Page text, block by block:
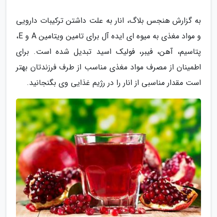
به گزارش هنجس بلاگ، انار به علت داشتن ترکیبات دارویی
و مواد مغذی به میوه ای ایده آل برای تامین ویتامین A و E،
پتاسیم، آهن، فیبر، فولیک اسید تبدیل شده است. برای
اطمینان از مصرف مواد مغذی مناسب از طرف فرزندتان بهتر
است مقدار مناسبی از انار را در رژیم غذایی وی بگنجانید.